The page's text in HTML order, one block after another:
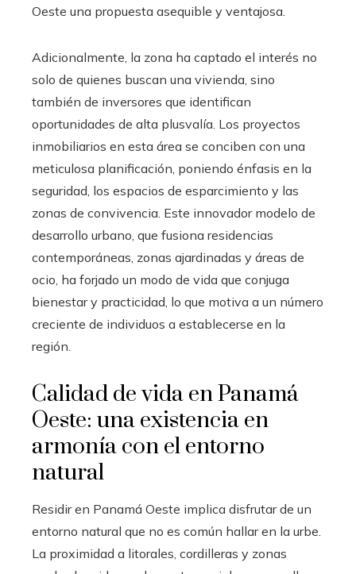
Oeste una propuesta asequible y ventajosa.
Adicionalmente, la zona ha captado el interés no
solo de quienes buscan una vivienda, sino
también de inversores que identifican
oportunidades de alta plusvalía. Los proyectos
inmobiliarios en esta área se conciben con una
meticulosa planificación, poniendo énfasis en la
seguridad, los espacios de esparcimiento y las
zonas de convivencia. Este innovador modelo de
desarrollo urbano, que fusiona residencias
contemporáneas, zonas ajardinadas y áreas de
ocio, ha forjado un modo de vida que conjuga
bienestar y practicidad, lo que motiva a un número
creciente de individuos a establecerse en la
región.
Calidad de vida en Panamá
Oeste: una existencia en
armonía con el entorno
natural
Residir en Panamá Oeste implica disfrutar de un
entorno natural que no es común hallar en la urbe.
La proximidad a litorales, cordilleras y zonas